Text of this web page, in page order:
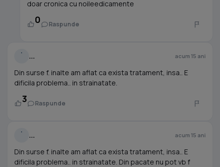
doar cronica cu noileedicamente
0 Raspunde
.
... acum 15 ani
Din surse f. inalte am aflat ca exista tratament, insa.. E
dificila problema.. in strainatate.
3 Raspunde
.
... acum 15 ani
Din surse f. inalte am aflat ca exista tratament, insa.. E
dificila problema.. in strainatate. Din pacate nu pot vb f